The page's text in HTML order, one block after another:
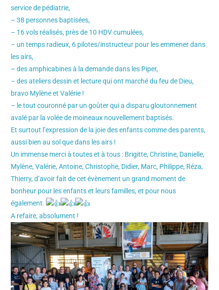
service de pédiatrie,
– 38 personnes baptisées,
– 16 vols réalisés, près de 10 HDV cumulées,
– un temps radieux, 6 pilotes/instructeur pour les emmener dans
les airs,
– des amphicabines à la demande dans les Piper,
– des ateliers dessin et lecture qui ont marché du feu de Dieu,
bravo Mylène et Valérie !
– le tout couronné par un goûter qui a disparu gloutonnement
avalé par la volée de moineaux nouvellement baptisés.
Et surtout l’expression de la joie des enfants comme des parents,
aussi bien au sol que dans les airs !
Un immense merci à toutes et à tous : Brigitte, Christine, Danielle,
Mylène, Valérie, Antoine, Christophe, Didier, Marc, Philippe, Réza,
Thierry, d’avoir fait de cet évènement un grand moment de
bonheur pour les enfants et leurs familles, et pour nous
également.
A refaire, absolument !